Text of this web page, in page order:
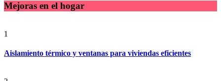
Mejoras en el hogar
1
Aislamiento térmico y ventanas para viviendas eficientes